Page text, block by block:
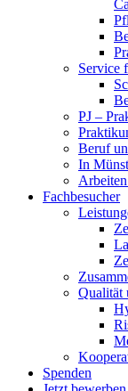
Service
PJ –
Beruf
In
Fachbesucher
Qualität
Spenden